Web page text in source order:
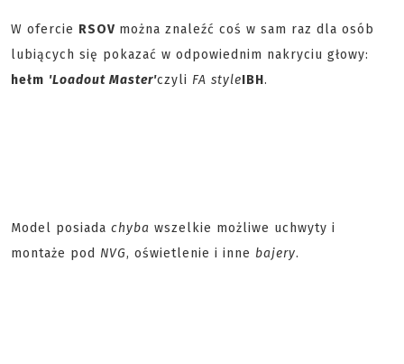
W ofercie RSOV można znaleźć coś w sam raz dla osób
lubiących się pokazać w odpowiednim nakryciu głowy:
hełm 'Loadout Master'czyli FA styleIBH.
Model posiada chyba wszelkie możliwe uchwyty i
montaże pod NVG, oświetlenie i inne bajery.